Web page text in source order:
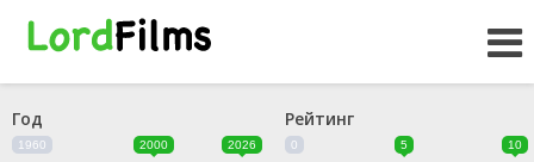
Год
1960 2000 2026
Рейтинг
0 5 10